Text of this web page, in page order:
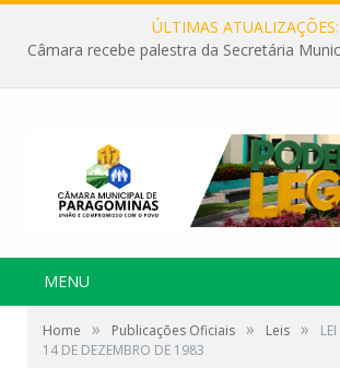
ÚLTIMAS ATUALIZAÇÕES:
MENU
Home » Publicações Oficiais » Leis »
14 DE DEZEMBRO DE 1983